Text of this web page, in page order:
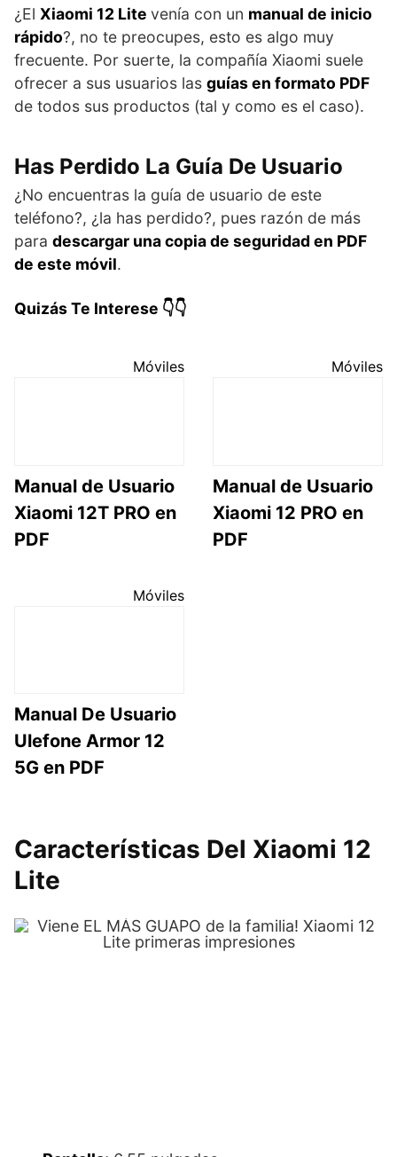
¿El Xiaomi 12 Lite venía con un manual de inicio
rápido?, no te preocupes, esto es algo muy
frecuente. Por suerte, la compañía Xiaomi suele
ofrecer a sus usuarios las guías en formato PDF
de todos sus productos (tal y como es el caso).
Has Perdido La Guía De Usuario
¿No encuentras la guía de usuario de este
teléfono?, ¿la has perdido?, pues razón de más
para descargar una copia de seguridad en PDF
de este móvil.
Quizás Te Interese 👇👇
Móviles
Manual de Usuario
Xiaomi 12T PRO en
PDF
Móviles
Manual de Usuario
Xiaomi 12 PRO en
PDF
Móviles
Manual De Usuario
Ulefone Armor 12
5G en PDF
Características Del Xiaomi 12
Lite